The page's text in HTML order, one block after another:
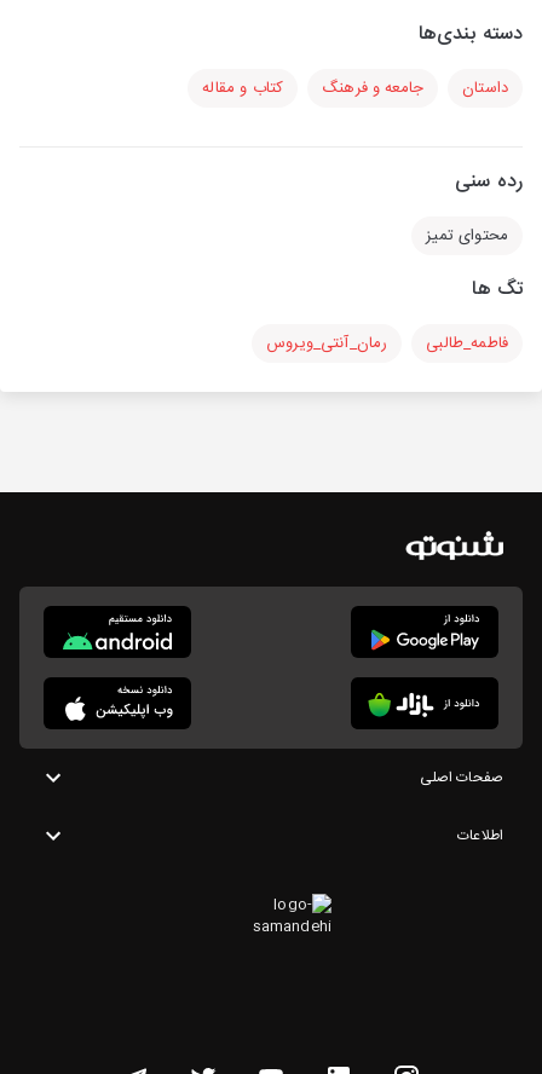
دسته بندی‌ها
داستان جامعه و فرهنگ کتاب و مقاله
رده سنی
محتوای تمیز
تگ ها
فاطمه_طالبی رمان_آنتی_ویروس
صفحات اصلی
اطلاعات